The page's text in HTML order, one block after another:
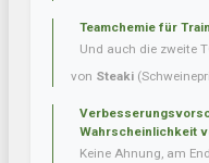
Teamchemie für
Und auch die zweite
von Steaki
Wahrscheinlichkeit
Keine Ahnung, am